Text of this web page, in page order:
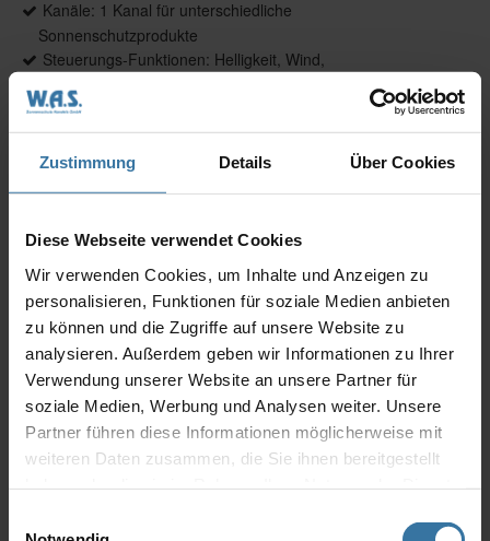
Zustimmung Details Über Cookies
Diese Webseite verwendet Cookies
Wir verwenden Cookies, um Inhalte und Anzeigen zu
personalisieren, Funktionen für soziale Medien anbieten
zu können und die Zugriffe auf unsere Website zu
analysieren. Außerdem geben wir Informationen zu Ihrer
Verwendung unserer Website an unsere Partner für
soziale Medien, Werbung und Analysen weiter. Unsere
Partner führen diese Informationen möglicherweise mit
weiteren Daten zusammen, die Sie ihnen bereitgestellt
Kanäle: 1 Kanal für unterschiedliche
Sonnenschutzprodukte
Steuerungs-Funktionen: Helligkeit, Wind,
Product description
Die Minitronic dialog wurde speziell für
automatische Steuerung nach der aktuellen Witterung:
Scheint die Sonne unangenehm hell, wird der
Sonnenschutz automatisch in Position gefahren,
während Sie entspannt im Schatten bleiben. Bei
starkem Wind und Regen schützt die Minitronic dialog
Ihre Markisen und Außenjalousien vor Schäden.
You might also be interested in